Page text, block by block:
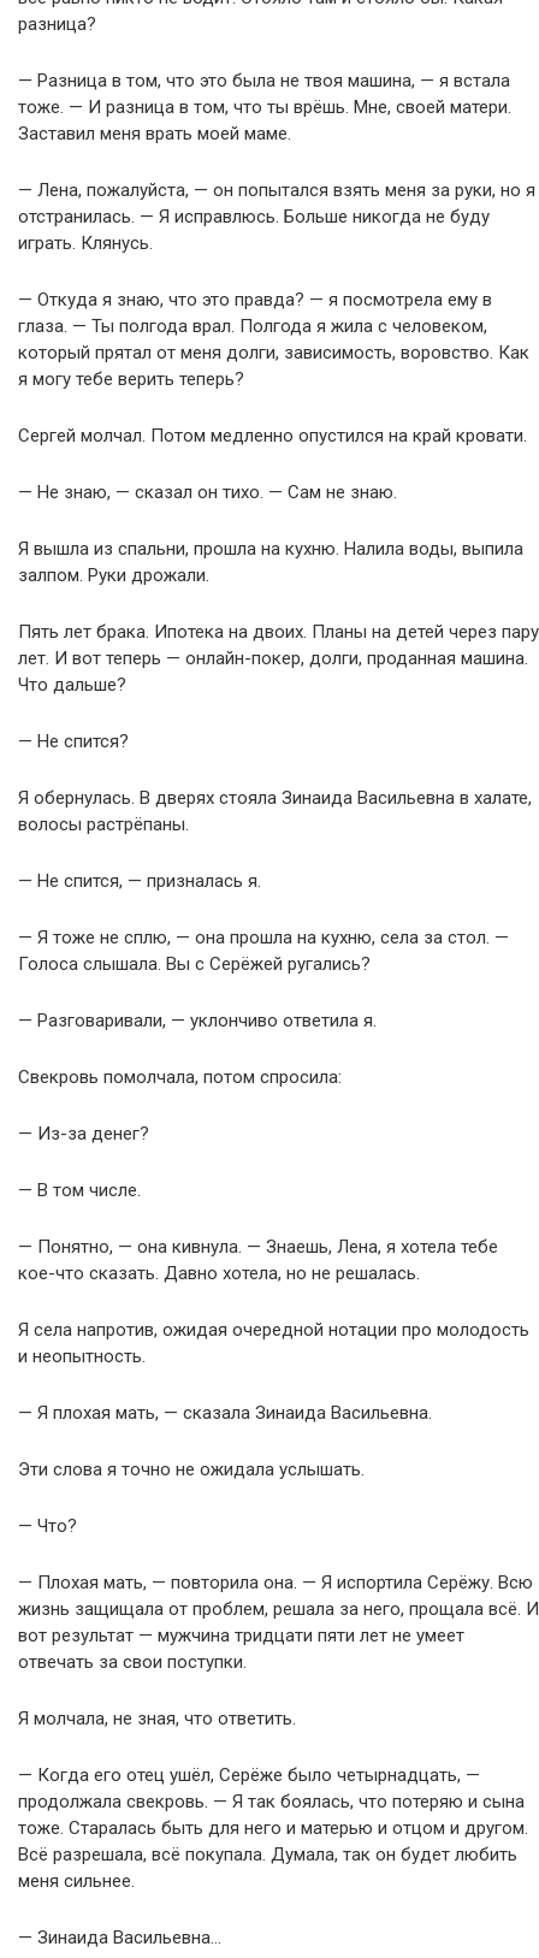
разница?
— Разница в том, что это была не твоя машина, — я встала
тоже. — И разница в том, что ты врёшь. Мне, своей матери.
Заставил меня врать моей маме.
— Лена, пожалуйста, — он попытался взять меня за руки, но я
отстранилась. — Я исправлюсь. Больше никогда не буду
играть. Клянусь.
— Откуда я знаю, что это правда? — я посмотрела ему в
глаза. — Ты полгода врал. Полгода я жила с человеком,
который прятал от меня долги, зависимость, воровство. Как
я могу тебе верить теперь?
Сергей молчал. Потом медленно опустился на край кровати.
— Не знаю, — сказал он тихо. — Сам не знаю.
Я вышла из спальни, прошла на кухню. Налила воды, выпила
залпом. Руки дрожали.
Пять лет брака. Ипотека на двоих. Планы на детей через пару
лет. И вот теперь — онлайн-покер, долги, проданная машина.
Что дальше?
— Не спится?
Я обернулась. В дверях стояла Зинаида Васильевна в халате,
волосы растрёпаны.
— Не спится, — призналась я.
— Я тоже не сплю, — она прошла на кухню, села за стол. —
Голоса слышала. Вы с Серёжей ругались?
— Разговаривали, — уклончиво ответила я.
Свекровь помолчала, потом спросила:
— Из-за денег?
— В том числе.
— Понятно, — она кивнула. — Знаешь, Лена, я хотела тебе
кое-что сказать. Давно хотела, но не решалась.
Я села напротив, ожидая очередной нотации про молодость
и неопытность.
— Я плохая мать, — сказала Зинаида Васильевна.
Эти слова я точно не ожидала услышать.
— Что?
— Плохая мать, — повторила она. — Я испортила Серёжу. Всю
жизнь защищала от проблем, решала за него, прощала всё. И
вот результат — мужчина тридцати пяти лет не умеет
отвечать за свои поступки.
Я молчала, не зная, что ответить.
— Когда его отец ушёл, Серёже было четырнадцать, —
продолжала свекровь. — Я так боялась, что потеряю и сына
тоже. Старалась быть для него и матерью и отцом и другом.
Всё разрешала, всё покупала. Думала, так он будет любить
меня сильнее.
— Зинаида Васильевна…